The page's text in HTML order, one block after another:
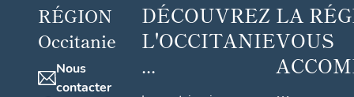
RÉGION
Occitanie
Nous
contacter
DÉCOUVREZ
L'OCCITANIE
...
LA
VOUS
...